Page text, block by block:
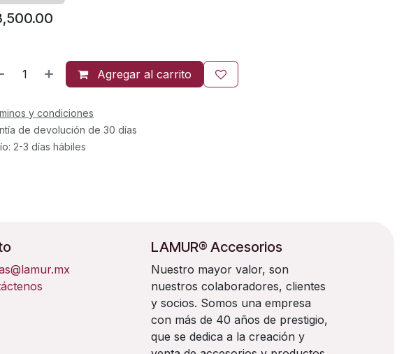
Agregar al carrito
y condiciones
de devolución de 30 días
2-3 días hábiles
LAMUR® Accesorios
Nuestro mayor valor, son
nuestros colaboradores, clientes
y socios. Somos una empresa
con más de 40 años de prestigio,
que se dedica a la creación y